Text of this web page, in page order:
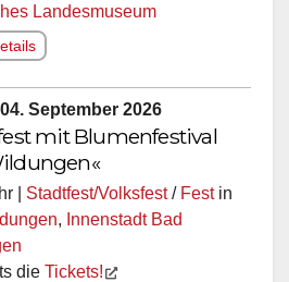
Landesmuseum
September 2026
mit Blumenfestival
| Stadtfest/Volksfest/ Festin
, Innenstadt Bad
die Tickets!